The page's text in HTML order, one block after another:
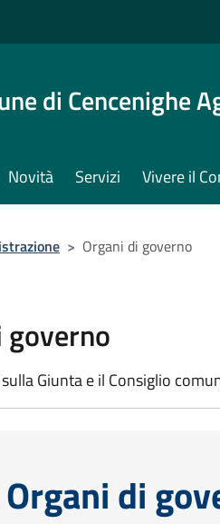
di Cencenighe
Novità Servizi Vivere il
> Organi di governo
governo
Giunta e il Consiglio
di